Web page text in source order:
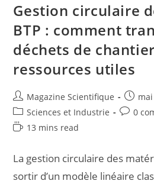
Gestion circulaire
BTP : comment
déchets de
ressources utiles
Magazine Scientifique
Sciences et Industrie
0
13 mins read
La gestion circulaire des
sortir d’un modèle linéaire